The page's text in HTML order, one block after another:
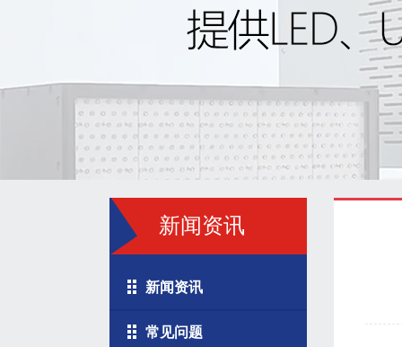
新闻资讯
新闻资讯
常见问题